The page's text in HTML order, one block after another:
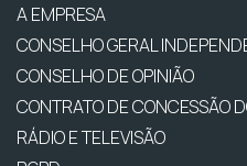
A EMPRESA
CONSELHO GERAL
CONSELHO DE OPINIÃO
CONTRATO DE CONCESSÃO
RÁDIO E TELEVISÃO